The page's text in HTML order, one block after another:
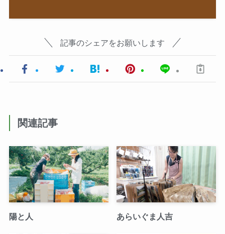
記事のシェアをお願いします
関連記事
陽と人 あらいぐま人吉